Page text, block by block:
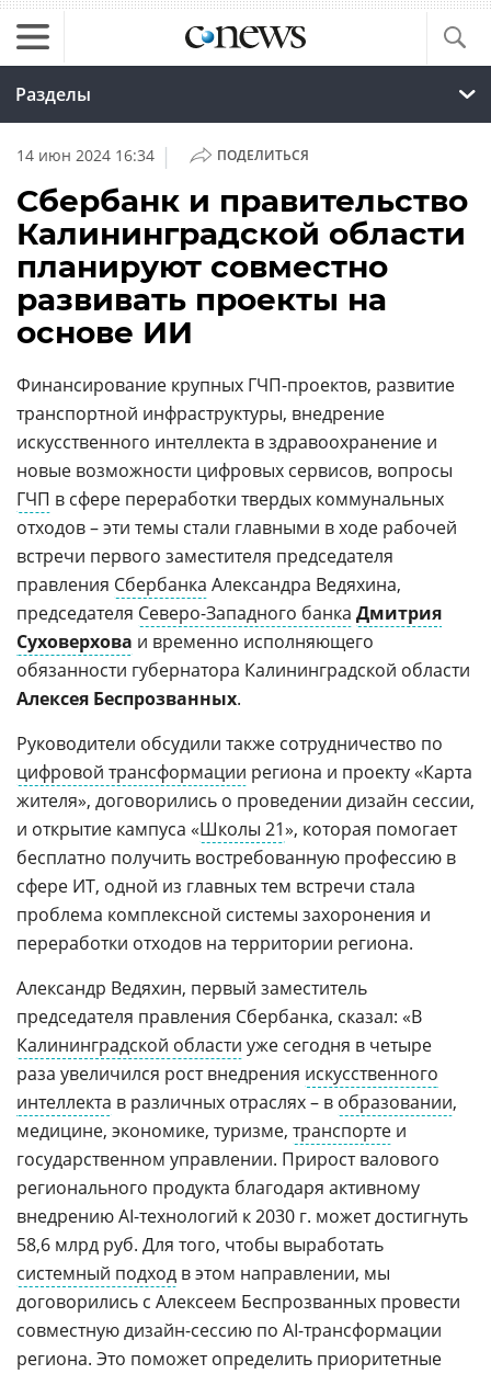
Разделы
14 июн 2024 16:34 | ПОДЕЛИТЬСЯ
Сбербанк и правительство
Калининградской области
планируют совместно
развивать проекты на
основе ИИ
Финансирование крупных ГЧП-проектов, развитие
транспортной инфраструктуры, внедрение
искусственного интеллекта в здравоохранение и
новые возможности цифровых сервисов, вопросы
ГЧП в сфере переработки твердых коммунальных
отходов – эти темы стали главными в ходе рабочей
встречи первого заместителя председателя
правления Сбербанка Александра Ведяхина,
председателя Северо-Западного банка Дмитрия
Суховерхова и временно исполняющего
обязанности губернатора Калининградской области
Алексея Беспрозванных.
Руководители обсудили также сотрудничество по
цифровой трансформации региона и проекту «Карта
жителя», договорились о проведении дизайн сессии,
и открытие кампуса «Школы 21», которая помогает
бесплатно получить востребованную профессию в
сфере ИТ, одной из главных тем встречи стала
проблема комплексной системы захоронения и
переработки отходов на территории региона.
Александр Ведяхин, первый заместитель
председателя правления Сбербанка, сказал: «В
Калининградской области уже сегодня в четыре
раза увеличился рост внедрения искусственного
интеллекта в различных отраслях – в образовании,
медицине, экономике, туризме, транспорте и
государственном управлении. Прирост валового
регионального продукта благодаря активному
внедрению AI-технологий к 2030 г. может достигнуть
58,6 млрд руб. Для того, чтобы выработать
системный подход в этом направлении, мы
договорились с Алексеем Беспрозванных провести
совместную дизайн-сессию по AI-трансформации
региона. Это поможет определить приоритетные